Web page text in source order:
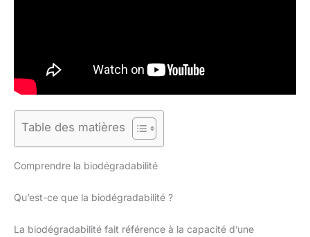
Table des matières
Comprendre la biodégradabilité
Qu’est-ce que la biodégradabilité ?
La biodégradabilité fait référence à la capacité d’une